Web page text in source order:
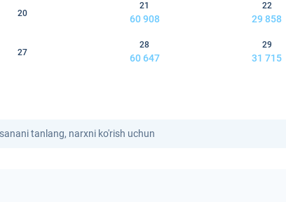
20
21
60 908
22
29 858
27
28
60 647
29
31 715
tanlang, narxni ko'rish uchun